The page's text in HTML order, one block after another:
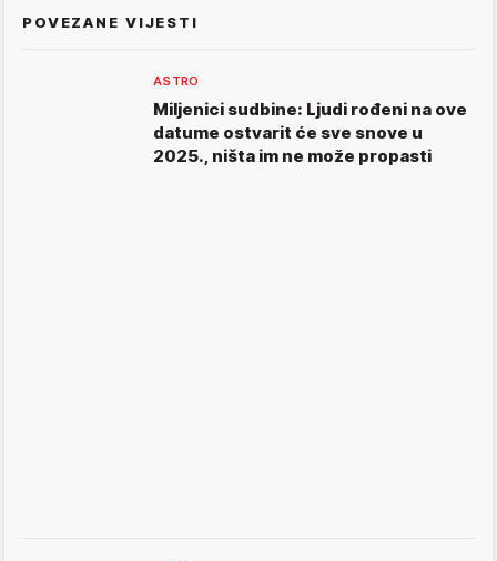
POVEZANE VIJESTI
ASTRO
Miljenici sudbine: Ljudi rođeni na ove
datume ostvarit će sve snove u
2025., ništa im ne može propasti